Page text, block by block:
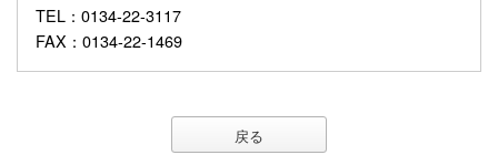
TEL ：0134-22-3117
FAX ：0134-22-1469
戻る